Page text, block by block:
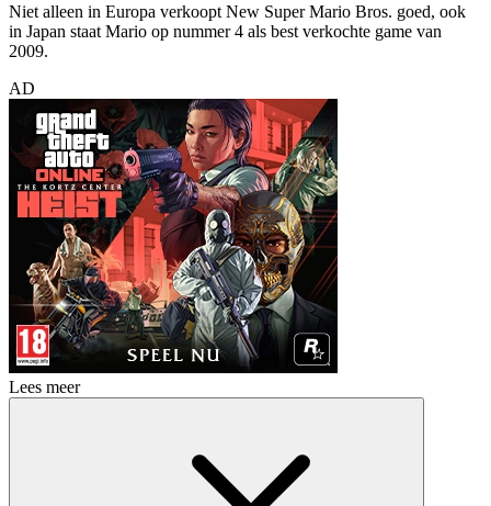
Niet alleen in Europa verkoopt New Super Mario Bros. goed, ook
in Japan staat Mario op nummer 4 als best verkochte game van
2009.
AD
Lees meer